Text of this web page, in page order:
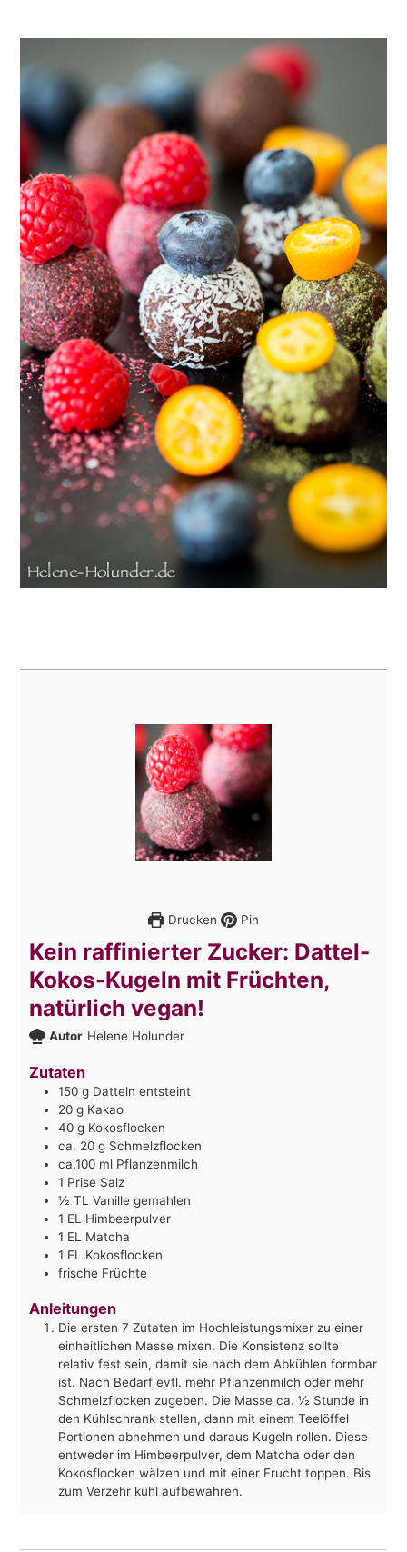
Drucken Pin
Kein raffinierter Zucker: Dattel-
Kokos-Kugeln mit Früchten,
natürlich vegan!
Autor Helene Holunder
Zutaten
150 g Datteln entsteint
20 g Kakao
40 g Kokosflocken
ca. 20 g Schmelzflocken
ca.100 ml Pflanzenmilch
1 Prise Salz
½ TL Vanille gemahlen
1 EL Himbeerpulver
1 EL Matcha
1 EL Kokosflocken
frische Früchte
Anleitungen
Die ersten 7 Zutaten im Hochleistungsmixer zu einer
einheitlichen Masse mixen. Die Konsistenz sollte
relativ fest sein, damit sie nach dem Abkühlen formbar
ist. Nach Bedarf evtl. mehr Pflanzenmilch oder mehr
Schmelzflocken zugeben. Die Masse ca. ½ Stunde in
den Kühlschrank stellen, dann mit einem Teelöffel
Portionen abnehmen und daraus Kugeln rollen. Diese
entweder im Himbeerpulver, dem Matcha oder den
Kokosflocken wälzen und mit einer Frucht toppen. Bis
zum Verzehr kühl aufbewahren.